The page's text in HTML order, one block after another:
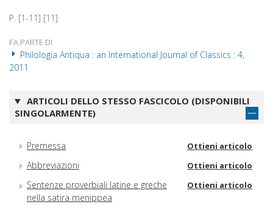
P. [1-11] [11]
FA PARTE DI
Philologia Antiqua : an International Journal of Classics : 4,
2011
ARTICOLI DELLO STESSO FASCICOLO (DISPONIBILI
SINGOLARMENTE)
Premessa Ottieni articolo
Abbreviazioni Ottieni articolo
Sentenze proverbiali latine e greche
nella satira menippea
Ottieni articolo